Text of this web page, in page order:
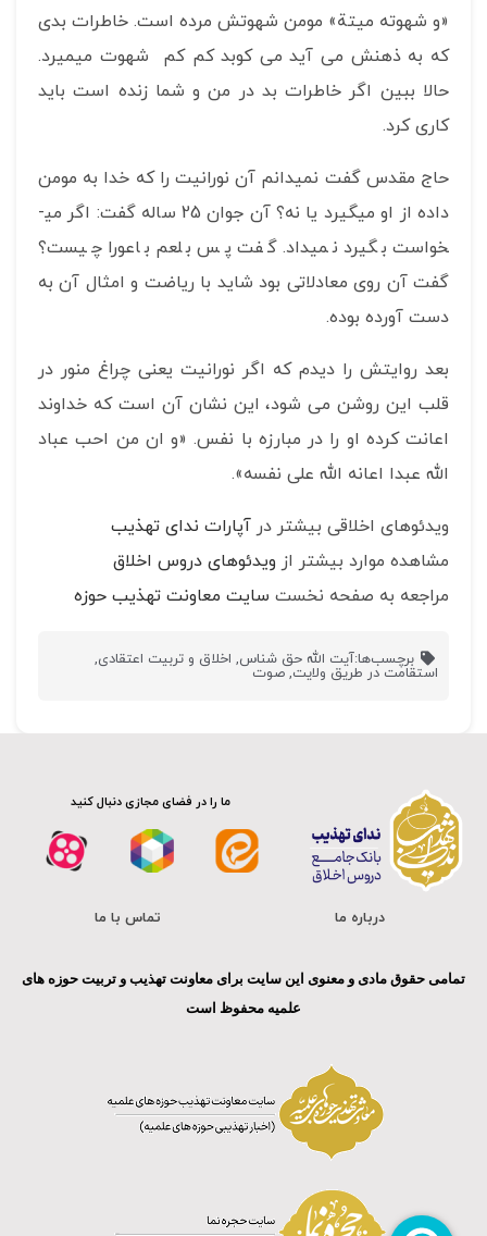
«و شهوته میتة» مومن شهوتش مرده است. خاطرات بدی
که به ذهنش می آید می کوبد کم کم شهوت می­میرد.
حالا ببین اگر خاطرات بد در من و شما زنده است باید
کاری کرد.
حاج مقدس گفت نمی­دانم آن نورانیت را که خدا به مومن
داده از او می­گیرد یا نه؟ آن جوان 25 ساله گفت: اگر می­
خواست بگیرد نمی­داد. گفت پس بلعم باعورا چیست؟
گفت آن روی معادلاتی بود شاید با ریاضت و امثال آن به
دست آورده بوده.
بعد روایتش را دیدم که اگر نورانیت یعنی چراغ منور در
قلب این روشن می شود، این نشان آن است که خداوند
اعانت کرده او را در مبارزه با نفس. «و ان من احب عباد
الله عبدا اعانه الله علی نفسه».
ویدئوهای اخلاقی بیشتر در آپارات ندای تهذیب
مشاهده موارد بیشتر از ویدئوهای دروس اخلاق
مراجعه به صفحه نخست سایت معاونت تهذیب حوزه
برچسب‌ها:آیت الله حق شناس, اخلاق و تربیت اعتقادی,
استقامت در طریق ولایت, صوت
ما را در فضای مجازی دنبال کنید
درباره ما تماس با ما
تمامی حقوق مادی و معنوی این سایت برای معاونت تهذیب و تربیت حوزه های
علمیه محفوظ است